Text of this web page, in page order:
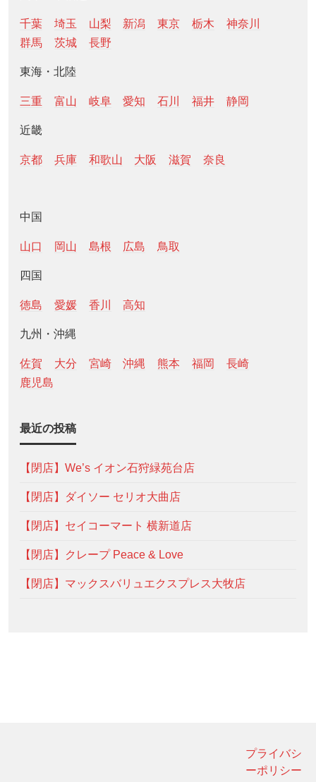
千葉 埼玉 山梨 新潟 東京 栃木
神奈川
群馬
茨城 長野
東海・北陸
三重 富山 岐阜 愛知 石川 福井 静岡
近畿
京都 兵庫 和歌山 大阪 滋賀 奈良
中国
山口 岡山 島根 広島 鳥取
四国
徳島 愛媛 香川 高知
九州・沖縄
佐賀 大分 宮崎 沖縄 熊本 福岡
長崎
鹿児島
最近の投稿
【閉店】We’s イオン石狩緑苑台店
【閉店】ダイソー セリオ大曲店
【閉店】セイコーマート 横新道店
【閉店】クレープ Peace & Love
【閉店】マックスバリュエクスプレス大牧店
プライバシ
ーポリシー